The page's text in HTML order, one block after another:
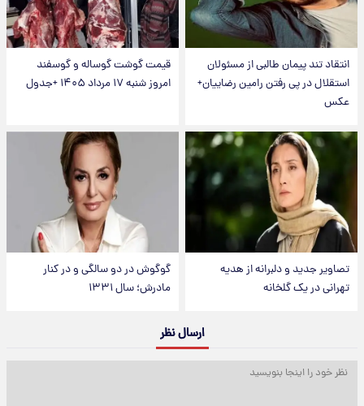
انتقاد تند پیمان طالبی از مسئولان
استقلال در پی رفتن رامین رضاییان+
عکس
قیمت گوشت گوساله و گوسفند
امروز شنبه ۱۷ مرداد ۱۴۰۵ +جدول
تصاویر جدید و دلبرانه از هدیه
تهرانی در یک گلخانه
گوگوش در دو سالگی و در کنار
مادرش؛ سال ۱۳۳۱
ارسال نظر